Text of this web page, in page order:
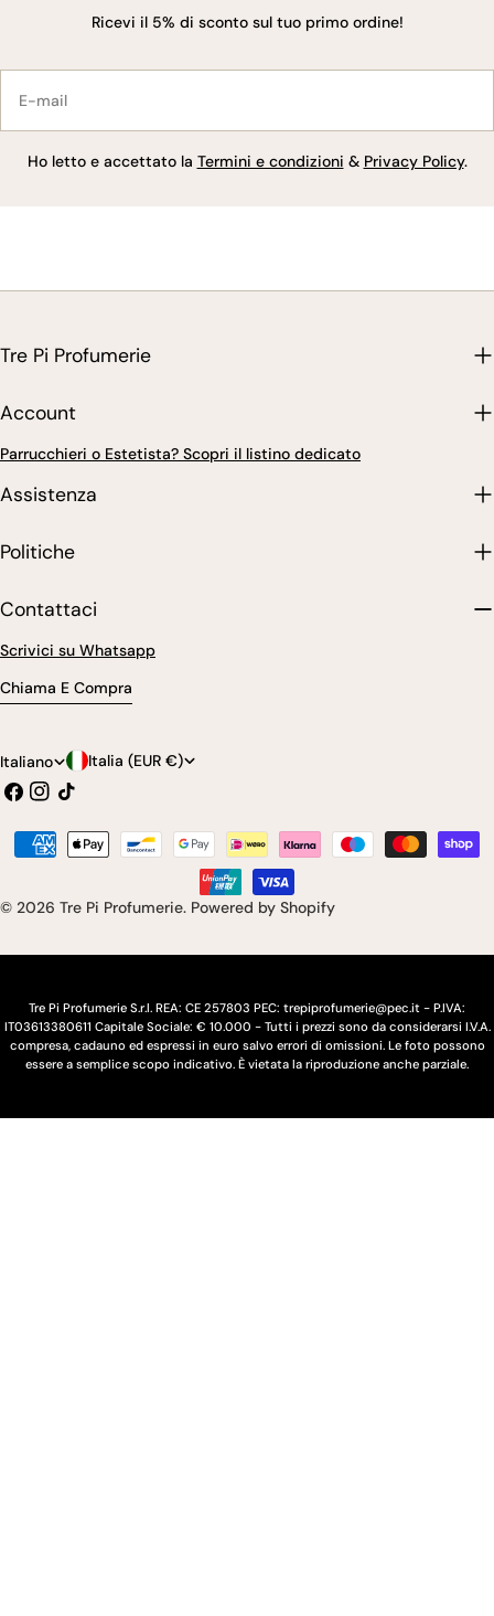
Ricevi il 5% di sconto sul tuo primo ordine!
mail
Ho letto e accettato la Termini e condizioni & Privacy Policy.
Tre Pi Profumerie
Account
Parrucchieri o Estetista? Scopri il listino dedicato
Assistenza
Politiche
Contattaci
Scrivici su Whatsapp
Chiama E Compra
L
i
n
u
Italiano
P
a
e
s
e
e
g
o
Italia (EUR €)
Facebook
Instagram
Tic
© 2026 Tre Pi Profumerie. Powered by Shopify
Modalità
Tre Pi Profumerie S.r.l. REA: CE 257803 PEC: trepiprofumerie@pec.it - P.IVA:
IT03613380611 Capitale Sociale: € 10.000 - Tutti i prezzi sono da considerarsi I.V.A.
compresa, cadauno ed espressi in euro salvo errori di omissioni. Le foto possono
essere a semplice scopo indicativo. È vietata la riproduzione anche parziale.